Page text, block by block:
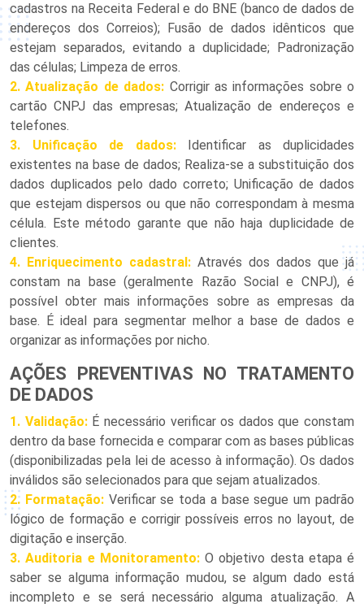
cadastros na Receita Federal e do BNE (banco de dados de
endereços dos Correios); Fusão de dados idênticos que
estejam separados, evitando a duplicidade; Padronização
das células; Limpeza de erros.
2. Atualização de dados: Corrigir as informações sobre o
cartão CNPJ das empresas; Atualização de endereços e
telefones.
3. Unificação de dados:Identificar as duplicidades
existentes na base de dados; Realiza-se a substituição dos
dados duplicados pelo dado correto; Unificação de dados
que estejam dispersos ou que não correspondam à mesma
célula. Este método garante que não haja duplicidade de
clientes.
4. Enriquecimento cadastral: Através dos dados que já
constam na base (geralmente Razão Social e CNPJ), é
possível obter mais informações sobre as empresas da
base. É ideal para segmentar melhor a base de dados e
organizar as informações por nicho.
AÇÕES PREVENTIVAS NO TRATAMENTO
DE DADOS
1. Validação:É necessário verificar os dados que constam
dentro da base fornecida e comparar com as bases públicas
(disponibilizadas pela lei de acesso à informação). Os dados
inválidos são selecionados para que sejam atualizados.
2. Formatação:Verificar se toda a base segue um padrão
lógico de formação e corrigir possíveis erros no layout, de
digitação e inserção.
3. Auditoria e Monitoramento:O objetivo desta etapa é
saber se alguma informação mudou, se algum dado está
incompleto e se será necessário alguma atualização. A